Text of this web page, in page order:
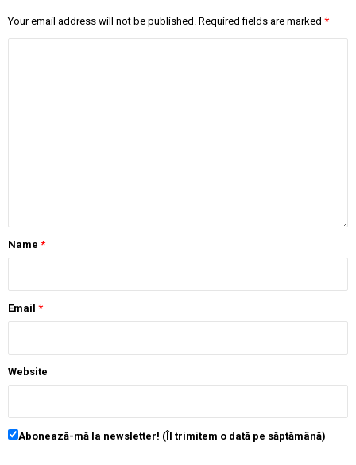
Your email address will not be published. Required fields are marked *
Name *
Email *
Website
Abonează-mă la newsletter! (Îl trimitem o dată pe săptămână)